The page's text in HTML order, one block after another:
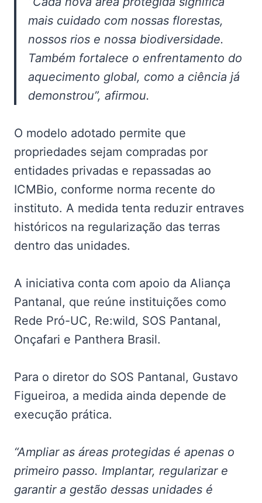
mais cuidado com nossas florestas,
nossos rios e nossa biodiversidade.
Também fortalece o enfrentamento do
aquecimento global, como a ciência já
demonstrou”, afirmou.
O modelo adotado permite que
propriedades sejam compradas por
entidades privadas e repassadas ao
ICMBio, conforme norma recente do
instituto. A medida tenta reduzir entraves
históricos na regularização das terras
dentro das unidades.
A iniciativa conta com apoio da Aliança
Pantanal, que reúne instituições como
Rede Pró-UC, Re:wild, SOS Pantanal,
Onçafari e Panthera Brasil.
Para o diretor do SOS Pantanal, Gustavo
Figueiroa, a medida ainda depende de
execução prática.
“Ampliar as áreas protegidas é apenas o
primeiro passo. Implantar, regularizar e
garantir a gestão dessas unidades é